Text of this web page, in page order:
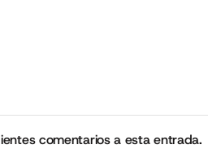
comentarios a esta entrada.